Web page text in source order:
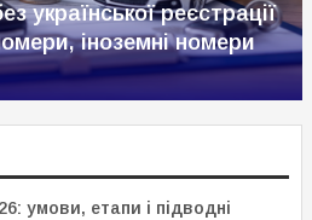
української реєстрації
іноземні номери
умови, етапи і підводні